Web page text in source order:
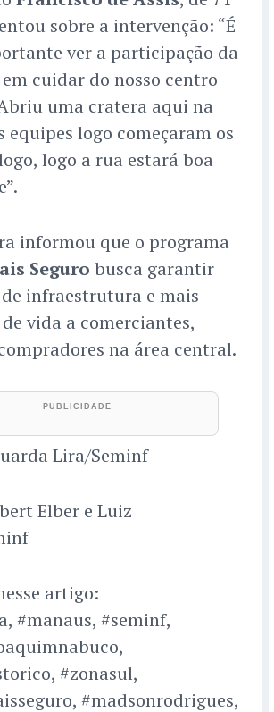
sobre a intervenção: “É
ver a participação da
cuidar do nosso centro
uma cratera aqui na
equipes logo começaram os
logo a rua estará boa
informou que o programa
Seguro busca garantir
infraestrutura e mais
vida a comerciantes,
na área central.
Lira/Seminf
Elber e Luiz
artigo:
#manaus, #seminf,
#zonasul,
#madsonrodrigues,